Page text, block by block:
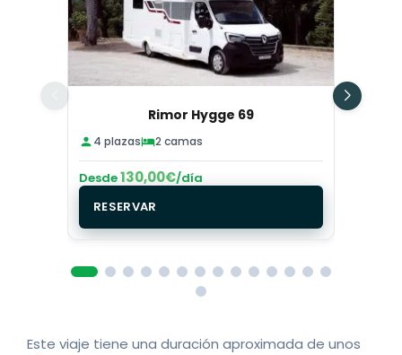
Rimor Hygge 69
4 plazas 2 camas
Desde130,00€/día
RESERVAR
Este viaje tiene una duración aproximada de unos